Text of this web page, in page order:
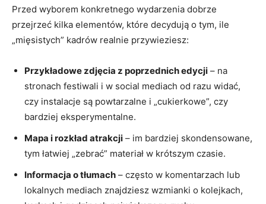
Przed wyborem konkretnego wydarzenia dobrze
przejrzeć kilka elementów, które decydują o tym, ile
„mięsistych” kadrów realnie przywieziesz:
Przykładowe zdjęcia z poprzednich edycji – na
stronach festiwali i w social mediach od razu widać,
czy instalacje są powtarzalne i „cukierkowe”, czy
bardziej eksperymentalne.
Mapa i rozkład atrakcji – im bardziej skondensowane,
tym łatwiej „zebrać” materiał w krótszym czasie.
Informacja o tłumach – często w komentarzach lub
lokalnych mediach znajdziesz wzmianki o kolejkach,